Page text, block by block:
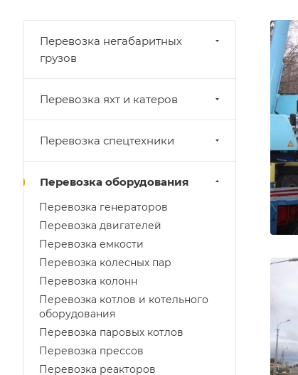
Перевозка негабаритных
грузов
Перевозка яхт и катеров
Перевозка спецтехники
Перевозка оборудования
Перевозка генераторов
Перевозка двигателей
Перевозка емкости
Перевозка колесных пар
Перевозка колонн
Перевозка котлов и котельного
оборудования
Перевозка паровых котлов
Перевозка прессов
Перевозка реакторов